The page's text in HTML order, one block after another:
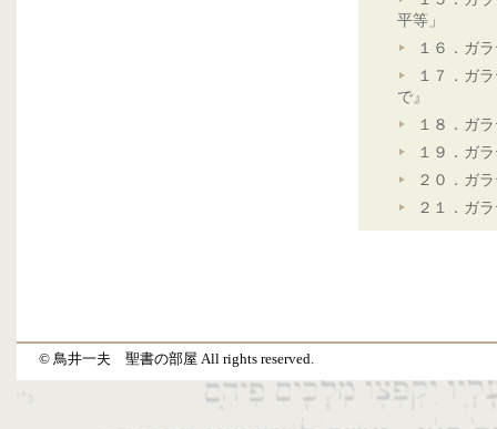
平等」
１６．ガ
１７．ガ
で』
１８．ガ
１９．ガ
２０．ガ
２１．ガ
© 鳥井一夫 聖書の部屋 All rights reserved.